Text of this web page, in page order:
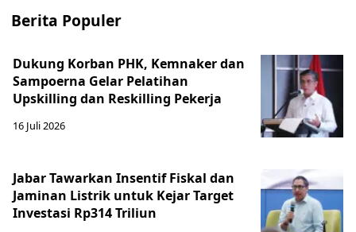
Berita Populer
Dukung Korban PHK, Kemnaker dan
Sampoerna Gelar Pelatihan
Upskilling dan Reskilling Pekerja
16 Juli 2026
Jabar Tawarkan Insentif Fiskal dan
Jaminan Listrik untuk Kejar Target
Investasi Rp314 Triliun